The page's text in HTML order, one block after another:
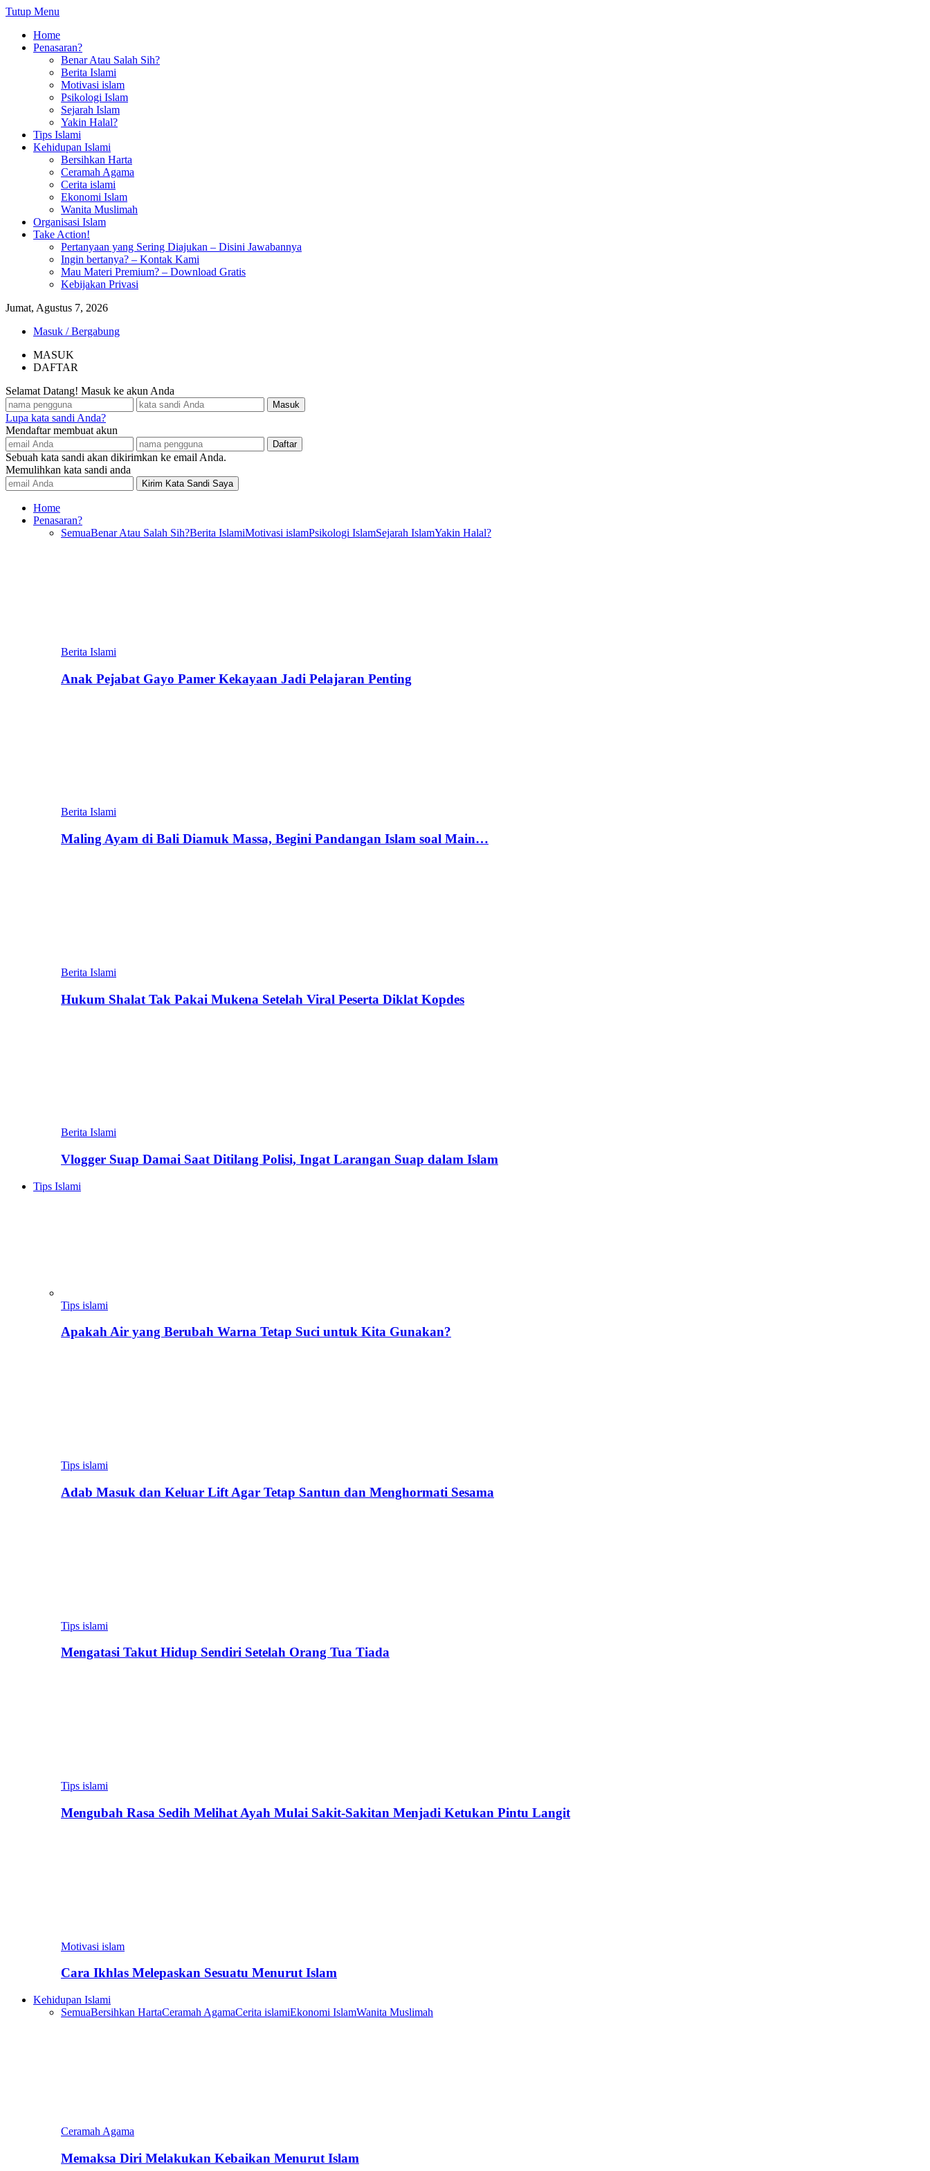
Tutup Menu
Home
Penasaran?
Benar Atau Salah Sih?
Berita Islami
Motivasi islam
Psikologi Islam
Sejarah Islam
Yakin Halal?
Tips Islami
Kehidupan Islami
Bersihkan Harta
Ceramah Agama
Cerita islami
Ekonomi Islam
Wanita Muslimah
Organisasi Islam
Take Action!
Pertanyaan yang Sering Diajukan – Disini Jawabannya
Ingin bertanya? – Kontak Kami
Mau Materi Premium? – Download Gratis
Kebijakan Privasi
Jumat, Agustus 7, 2026
Masuk / Bergabung
MASUK
DAFTAR
Selamat Datang! Masuk ke akun Anda
Lupa kata sandi Anda?
Mendaftar membuat akun
Sebuah kata sandi akan dikirimkan ke email Anda.
Memulihkan kata sandi anda
Home
Penasaran?
SemuaBenar Atau Salah Sih?Berita IslamiMotivasi islamPsikologi IslamSejarah IslamYakin Halal?
Berita Islami
Anak Pejabat Gayo Pamer Kekayaan Jadi Pelajaran Penting
Berita Islami
Maling Ayam di Bali Diamuk Massa, Begini Pandangan Islam soal Main…
Berita Islami
Hukum Shalat Tak Pakai Mukena Setelah Viral Peserta Diklat Kopdes
Berita Islami
Vlogger Suap Damai Saat Ditilang Polisi, Ingat Larangan Suap dalam Islam
Tips Islami
Tips islami
Apakah Air yang Berubah Warna Tetap Suci untuk Kita Gunakan?
Tips islami
Adab Masuk dan Keluar Lift Agar Tetap Santun dan Menghormati Sesama
Tips islami
Mengatasi Takut Hidup Sendiri Setelah Orang Tua Tiada
Tips islami
Mengubah Rasa Sedih Melihat Ayah Mulai Sakit-Sakitan Menjadi Ketukan Pintu Langit
Motivasi islam
Cara Ikhlas Melepaskan Sesuatu Menurut Islam
Kehidupan Islami
SemuaBersihkan HartaCeramah AgamaCerita islamiEkonomi IslamWanita Muslimah
Ceramah Agama
Memaksa Diri Melakukan Kebaikan Menurut Islam